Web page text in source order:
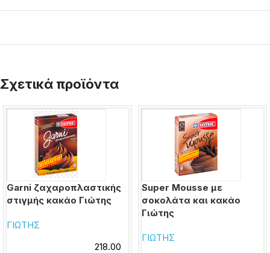
Σχετικά προϊόντα
Garni ζαχαροπλαστικής
στιγμής κακάο Γιώτης
ΓΙΩΤΗΣ
218.00
Super Mousse με
σοκολάτα και κακάο
Γιώτης
ΓΙΩΤΗΣ